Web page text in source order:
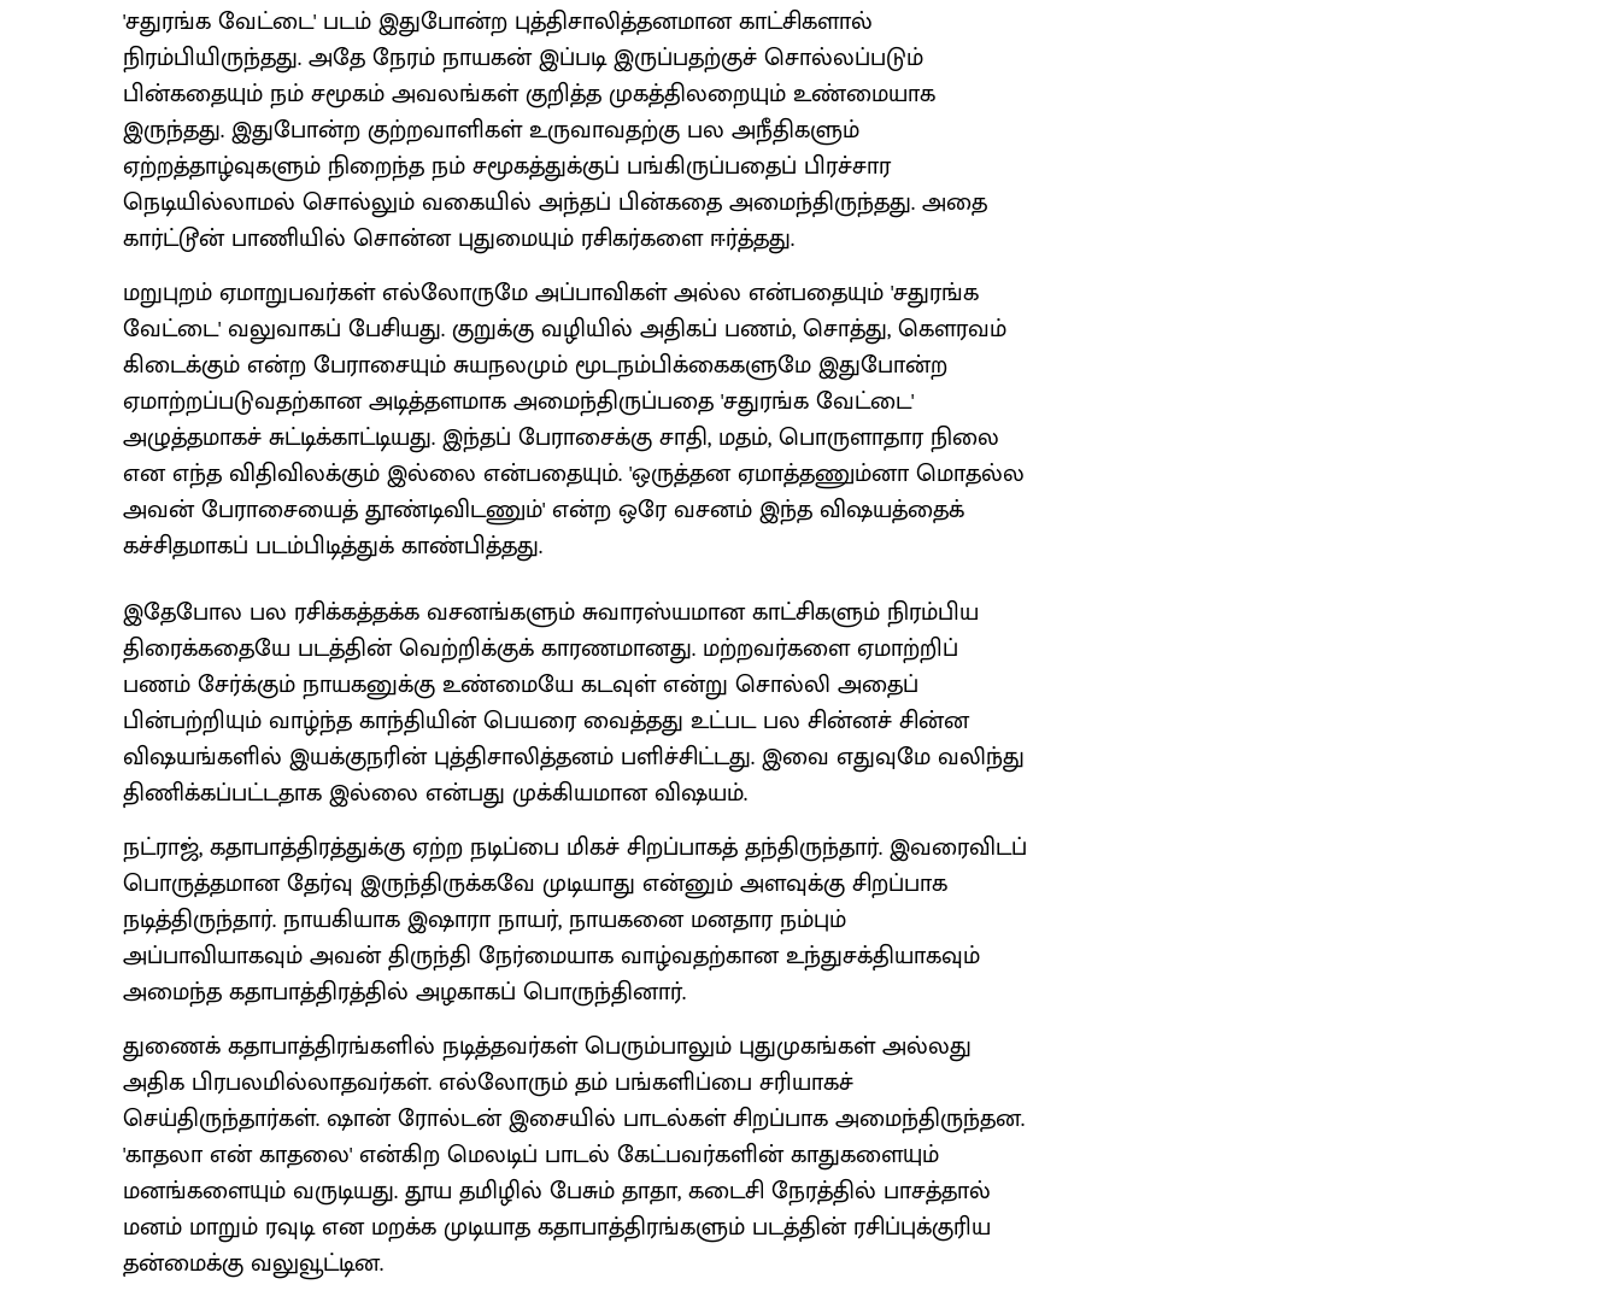
'சதுரங்க வேட்டை' படம் இதுபோன்ற புத்திசாலித்தனமான காட்சிகளால்
நிரம்பியிருந்தது. அதே நேரம் நாயகன் இப்படி இருப்பதற்குச் சொல்லப்படும்
பின்கதையும் நம் சமூகம் அவலங்கள் குறித்த முகத்திலறையும் உண்மையாக
இருந்தது. இதுபோன்ற குற்றவாளிகள் உருவாவதற்கு பல அநீதிகளும்
ஏற்றத்தாழ்வுகளும் நிறைந்த நம் சமூகத்துக்குப் பங்கிருப்பதைப் பிரச்சார
நெடியில்லாமல் சொல்லும் வகையில் அந்தப் பின்கதை அமைந்திருந்தது. அதை
கார்ட்டூன் பாணியில் சொன்ன புதுமையும் ரசிகர்களை ஈர்த்தது.
மறுபுறம் ஏமாறுபவர்கள் எல்லோருமே அப்பாவிகள் அல்ல என்பதையும் 'சதுரங்க
வேட்டை' வலுவாகப் பேசியது. குறுக்கு வழியில் அதிகப் பணம், சொத்து, கெளரவம்
கிடைக்கும் என்ற பேராசையும் சுயநலமும் மூடநம்பிக்கைகளுமே இதுபோன்ற
ஏமாற்றப்படுவதற்கான அடித்தளமாக அமைந்திருப்பதை 'சதுரங்க வேட்டை'
அழுத்தமாகச் சுட்டிக்காட்டியது. இந்தப் பேராசைக்கு சாதி, மதம், பொருளாதார நிலை
என எந்த விதிவிலக்கும் இல்லை என்பதையும். 'ஒருத்தன ஏமாத்தணும்னா மொதல்ல
அவன் பேராசையைத் தூண்டிவிடணும்' என்ற ஒரே வசனம் இந்த விஷயத்தைக்
கச்சிதமாகப் படம்பிடித்துக் காண்பித்தது.
இதேபோல பல ரசிக்கத்தக்க வசனங்களும் சுவாரஸ்யமான காட்சிகளும் நிரம்பிய
திரைக்கதையே படத்தின் வெற்றிக்குக் காரணமானது. மற்றவர்களை ஏமாற்றிப்
பணம் சேர்க்கும் நாயகனுக்கு உண்மையே கடவுள் என்று சொல்லி அதைப்
பின்பற்றியும் வாழ்ந்த காந்தியின் பெயரை வைத்தது உட்பட பல சின்னச் சின்ன
விஷயங்களில் இயக்குநரின் புத்திசாலித்தனம் பளிச்சிட்டது. இவை எதுவுமே வலிந்து
திணிக்கப்பட்டதாக இல்லை என்பது முக்கியமான விஷயம்.
நட்ராஜ், கதாபாத்திரத்துக்கு ஏற்ற நடிப்பை மிகச் சிறப்பாகத் தந்திருந்தார். இவரைவிடப்
பொருத்தமான தேர்வு இருந்திருக்கவே முடியாது என்னும் அளவுக்கு சிறப்பாக
நடித்திருந்தார். நாயகியாக இஷாரா நாயர், நாயகனை மனதார நம்பும்
அப்பாவியாகவும் அவன் திருந்தி நேர்மையாக வாழ்வதற்கான உந்துசக்தியாகவும்
அமைந்த கதாபாத்திரத்தில் அழகாகப் பொருந்தினார்.
துணைக் கதாபாத்திரங்களில் நடித்தவர்கள் பெரும்பாலும் புதுமுகங்கள் அல்லது
அதிக பிரபலமில்லாதவர்கள். எல்லோரும் தம் பங்களிப்பை சரியாகச்
செய்திருந்தார்கள். ஷான் ரோல்டன் இசையில் பாடல்கள் சிறப்பாக அமைந்திருந்தன.
'காதலா என் காதலை' என்கிற மெலடிப் பாடல் கேட்பவர்களின் காதுகளையும்
மனங்களையும் வருடியது. தூய தமிழில் பேசும் தாதா, கடைசி நேரத்தில் பாசத்தால்
மனம் மாறும் ரவுடி என மறக்க முடியாத கதாபாத்திரங்களும் படத்தின் ரசிப்புக்குரிய
தன்மைக்கு வலுவூட்டின.